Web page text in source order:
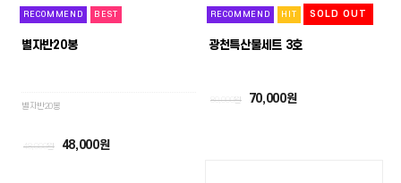
RECOMMEND BEST
별자반20봉
별자반20봉
48,000원 48,000원
RECOMMEND HIT SOLD OUT
광천특산물세트 3호
80,000원 70,000원